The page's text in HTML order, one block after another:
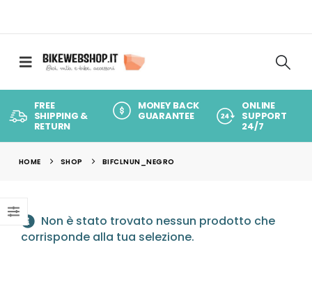
FREE
SHIPPING &
RETURN
MONEY BACK
GUARANTEE
ONLINE
SUPPORT
24/7
HOME SHOP BIFCLNUN_NEGRO
Non è stato trovato nessun prodotto che
corrisponde alla tua selezione.